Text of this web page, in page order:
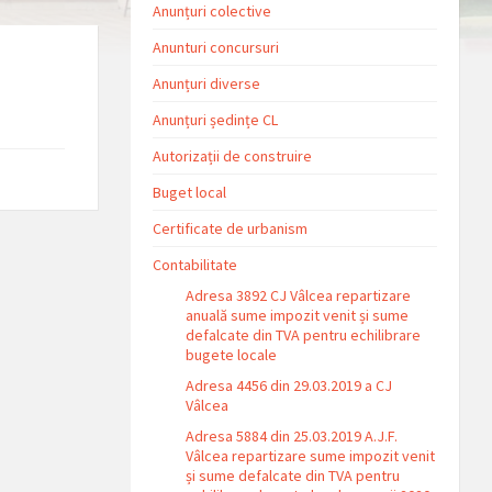
Anunțuri colective
Anunturi concursuri
Anunțuri diverse
Anunțuri ședințe CL
Autorizații de construire
Buget local
Certificate de urbanism
Contabilitate
Adresa 3892 CJ Vâlcea repartizare
anuală sume impozit venit și sume
defalcate din TVA pentru echilibrare
bugete locale
Adresa 4456 din 29.03.2019 a CJ
Vâlcea
Adresa 5884 din 25.03.2019 A.J.F.
Vâlcea repartizare sume impozit venit
și sume defalcate din TVA pentru